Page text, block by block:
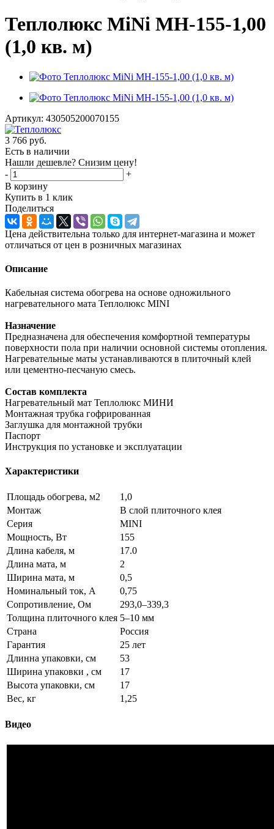
Теплолюкс MiNi МН-155-1,00
(1,0 кв. м)
Артикул: 430505200070155
3 766 руб.
Есть в наличии
Нашли дешевле? Снизим цену!
-
+
В корзину
Купить в 1 клик
Поделиться
Цена действительна только для интернет-магазина и может
отличаться от цен в розничных магазинах
Описание
Кабельная система обогрева на основе одножильного
нагревательного мата Теплолюкс MINI
Назначение
Предназначена для обеспечения комфортной температуры
поверхности пола при наличии основной системы отопления.
Нагревательные маты устанавливаются в плиточный клей
или цементно-песчаную смесь.
Состав комплекта
Нагревательный мат Теплолюкс МИНИ
Монтажная трубка гофрированная
Заглушка для монтажной трубки
Паспорт
Инструкция по установке и эксплуатации
Характеристики
Площадь обогрева, м2
1,0
Монтаж
В слой плиточного клея
Серия
MINI
Мощность, Вт
155
Длина кабеля, м
17.0
Длина мата, м
2
Ширина мата, м
0,5
Номинальный ток, А
0,75
Сопротивление, Ом
293,0–339,3
Толщина плиточного клея 5–10 мм
Страна
Россия
Гарантия
25 лет
Длинна упаковки, см
53
Ширина упаковки , см
17
Высота упаковки, см
17
Вес, кг
1,25
Видео